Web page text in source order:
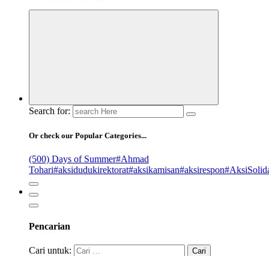
Search for:
Or check our Popular Categories...
(500) Days of Summer#Ahmad
Tohari#aksidudukirektorat#aksikamisan#aksirespon
Pencarian
Cari untuk: